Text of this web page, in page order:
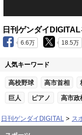
日刊ゲンダイDIGITAL
6.6万 18.5万
人気キーワード
高校野球 高市首相
巨人 ピアノ 高市政
日刊ゲンダイDIGITAL ス